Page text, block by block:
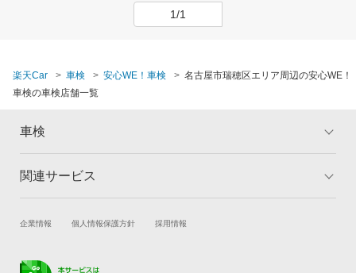
1/1
楽天Car 車検 安心WE！車検
名古屋市瑞穂区エリア周辺の安心WE！
車検の車検店舗一覧
車検
トップ
車検の基礎知識 キャンペーン一覧
関連サービス
試乗・商談 新車購入
企業情報 個人情報保護方針 採用情報